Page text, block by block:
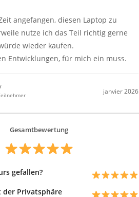
angefangen, diesen Laptop zu
nutze ich das Teil richtig gerne
wieder kaufen.
Entwicklungen, für mich ein muss.
janvier 2026
Gesamtbewertung
gefallen?
Privatsphäre